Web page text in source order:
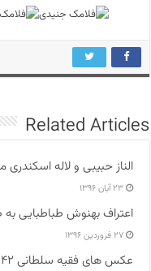
Related Articles
الناز حبیبی و لاله
۲۳ آبان ۱۳۹۶
اعتراف بهنوش طباطبایی
۲۷ فروردین ۱۳۹۶
عکس های فقیه سلطانی ۴۲ ساله